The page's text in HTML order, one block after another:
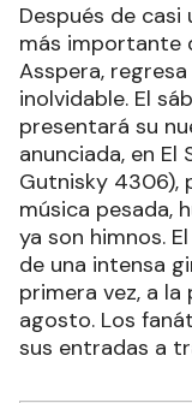
Después de casi
más importante
Asspera,
inolvidable. El
presentará su
anunciada, en
Gutnisky 4306),
música pesada,
ya son himnos.
de una intensa
primera vez, a la
agosto. Los
sus entradas a